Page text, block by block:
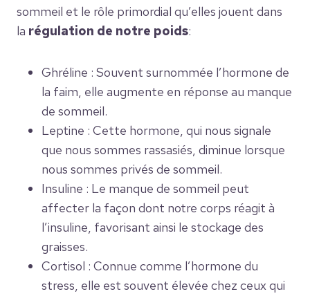
sommeil et le rôle primordial qu’elles jouent dans
la régulation de notre poids:
Ghréline : Souvent surnommée l’hormone de
la faim, elle augmente en réponse au manque
de sommeil.
Leptine : Cette hormone, qui nous signale
que nous sommes rassasiés, diminue lorsque
nous sommes privés de sommeil.
Insuline : Le manque de sommeil peut
affecter la façon dont notre corps réagit à
l’insuline, favorisant ainsi le stockage des
graisses.
Cortisol : Connue comme l’hormone du
stress, elle est souvent élevée chez ceux qui